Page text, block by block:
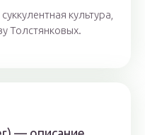
культура,
Толстянковых.